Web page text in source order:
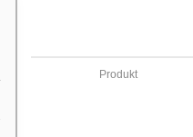
Produkt